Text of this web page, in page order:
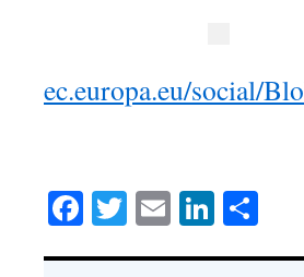
ec.europa.eu/social/
Facebook
Twitter
Email